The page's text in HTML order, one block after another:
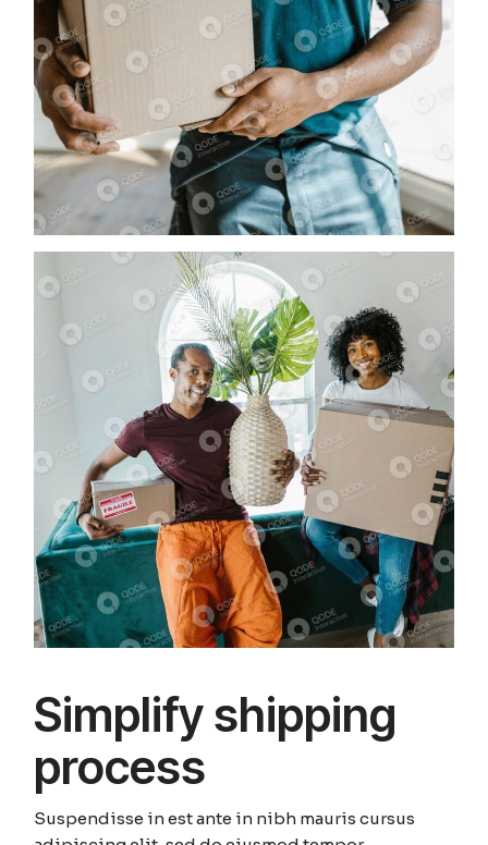
Simplify shipping
process
Suspendisse in est ante in nibh mauris cursus